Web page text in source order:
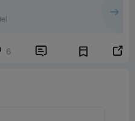
6  